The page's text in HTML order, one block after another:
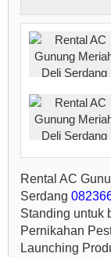
Rental AC
Serdang
Standing untuk
Pernikahan
Launching